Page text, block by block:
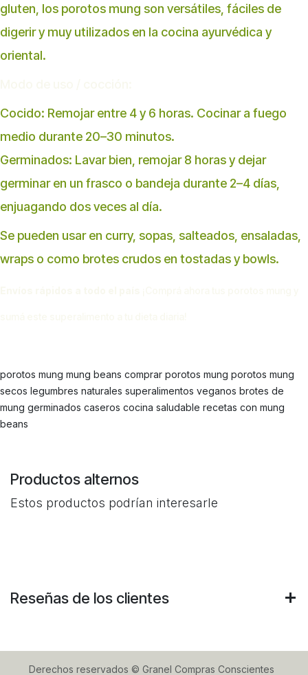
gluten, los porotos mung son versátiles, fáciles de
digerir y muy utilizados en la cocina ayurvédica y
oriental.
Cocido: Remojar entre 4 y 6 horas. Cocinar a fuego
medio durante 20–30 minutos.
Germinados: Lavar bien, remojar 8 horas y dejar
germinar en un frasco o bandeja durante 2–4 días,
enjuagando dos veces al día.
Se pueden usar en curry, sopas, salteados, ensaladas,
wraps o como brotes crudos en tostadas y bowls.
porotos mung mung beans comprar porotos mung porotos mung
secos legumbres naturales superalimentos veganos brotes de
mung germinados caseros cocina saludable recetas con mung
beans
Productos alternos
Estos productos podrían interesarle
Reseñas de los clientes
Derechos reservados © Granel Compras Conscientes